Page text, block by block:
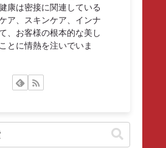
康は密接に関連している
ア、スキンケア、インナ
、お客様の根本的な美し
とに情熱を注いでいま